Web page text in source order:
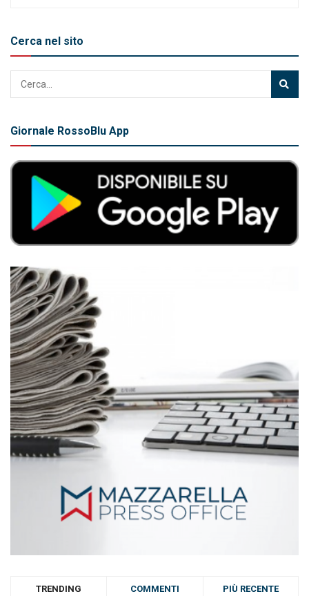
Cerca nel sito
Giornale RossoBlu App
TRENDING COMMENTI PIÙ RECENTE